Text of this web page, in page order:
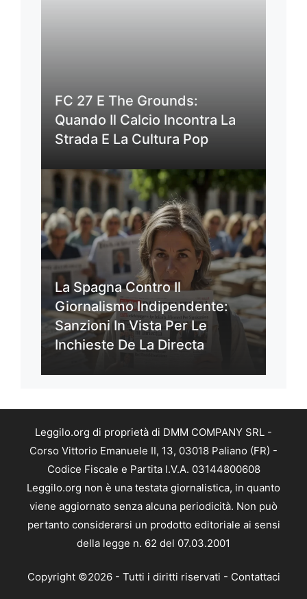
FC 27 E The Grounds:
Quando Il Calcio Incontra La
Strada E La Cultura Pop
La Spagna Contro Il
Giornalismo Indipendente:
Sanzioni In Vista Per Le
Inchieste De La Directa
Leggilo.org di proprietà di DMM COMPANY SRL -
Corso Vittorio Emanuele II, 13, 03018 Paliano (FR) -
Codice Fiscale e Partita I.V.A. 03144800608
Leggilo.org non è una testata giornalistica, in quanto
viene aggiornato senza alcuna periodicità. Non può
pertanto considerarsi un prodotto editoriale ai sensi
della legge n. 62 del 07.03.2001
Copyright ©2026 - Tutti i diritti riservati - Contattaci